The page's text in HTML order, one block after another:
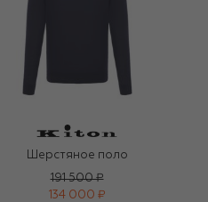
Шерстяное поло
191 500 ₽
134 000 ₽